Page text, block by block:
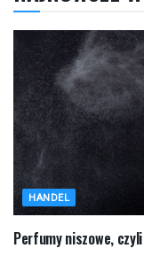
HANDEL
Perfumy niszowe,